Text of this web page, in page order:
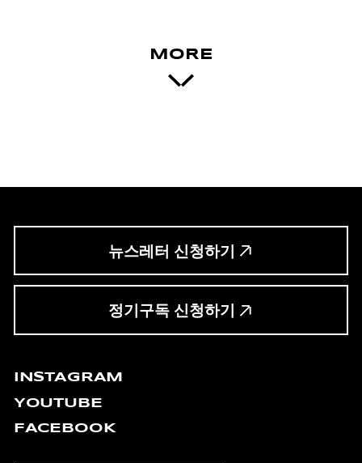
MORE
뉴스레터 신청하기
정기구독 신청하기
INSTAGRAM
YOUTUBE
FACEBOOK